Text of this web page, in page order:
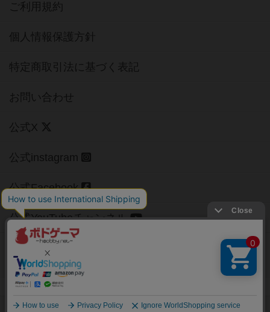
ご利用規約
個人情報保護方針
特定商取引法に基づく表記
お問い合わせ
公式X
公式instagram
公式Facebook
公式YouTubeチャンネル